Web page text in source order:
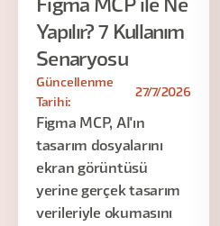
Figma MCP ile Ne
Yapılır? 7 Kullanım
Senaryosu
Güncellenme
Tarihi:
27/7/2026
Figma MCP, AI'ın
tasarım dosyalarını
ekran görüntüsü
yerine gerçek tasarım
verileriyle okumasını